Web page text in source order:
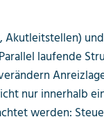
Akutleitstellen)
laufende
nur innerhalb
werden: